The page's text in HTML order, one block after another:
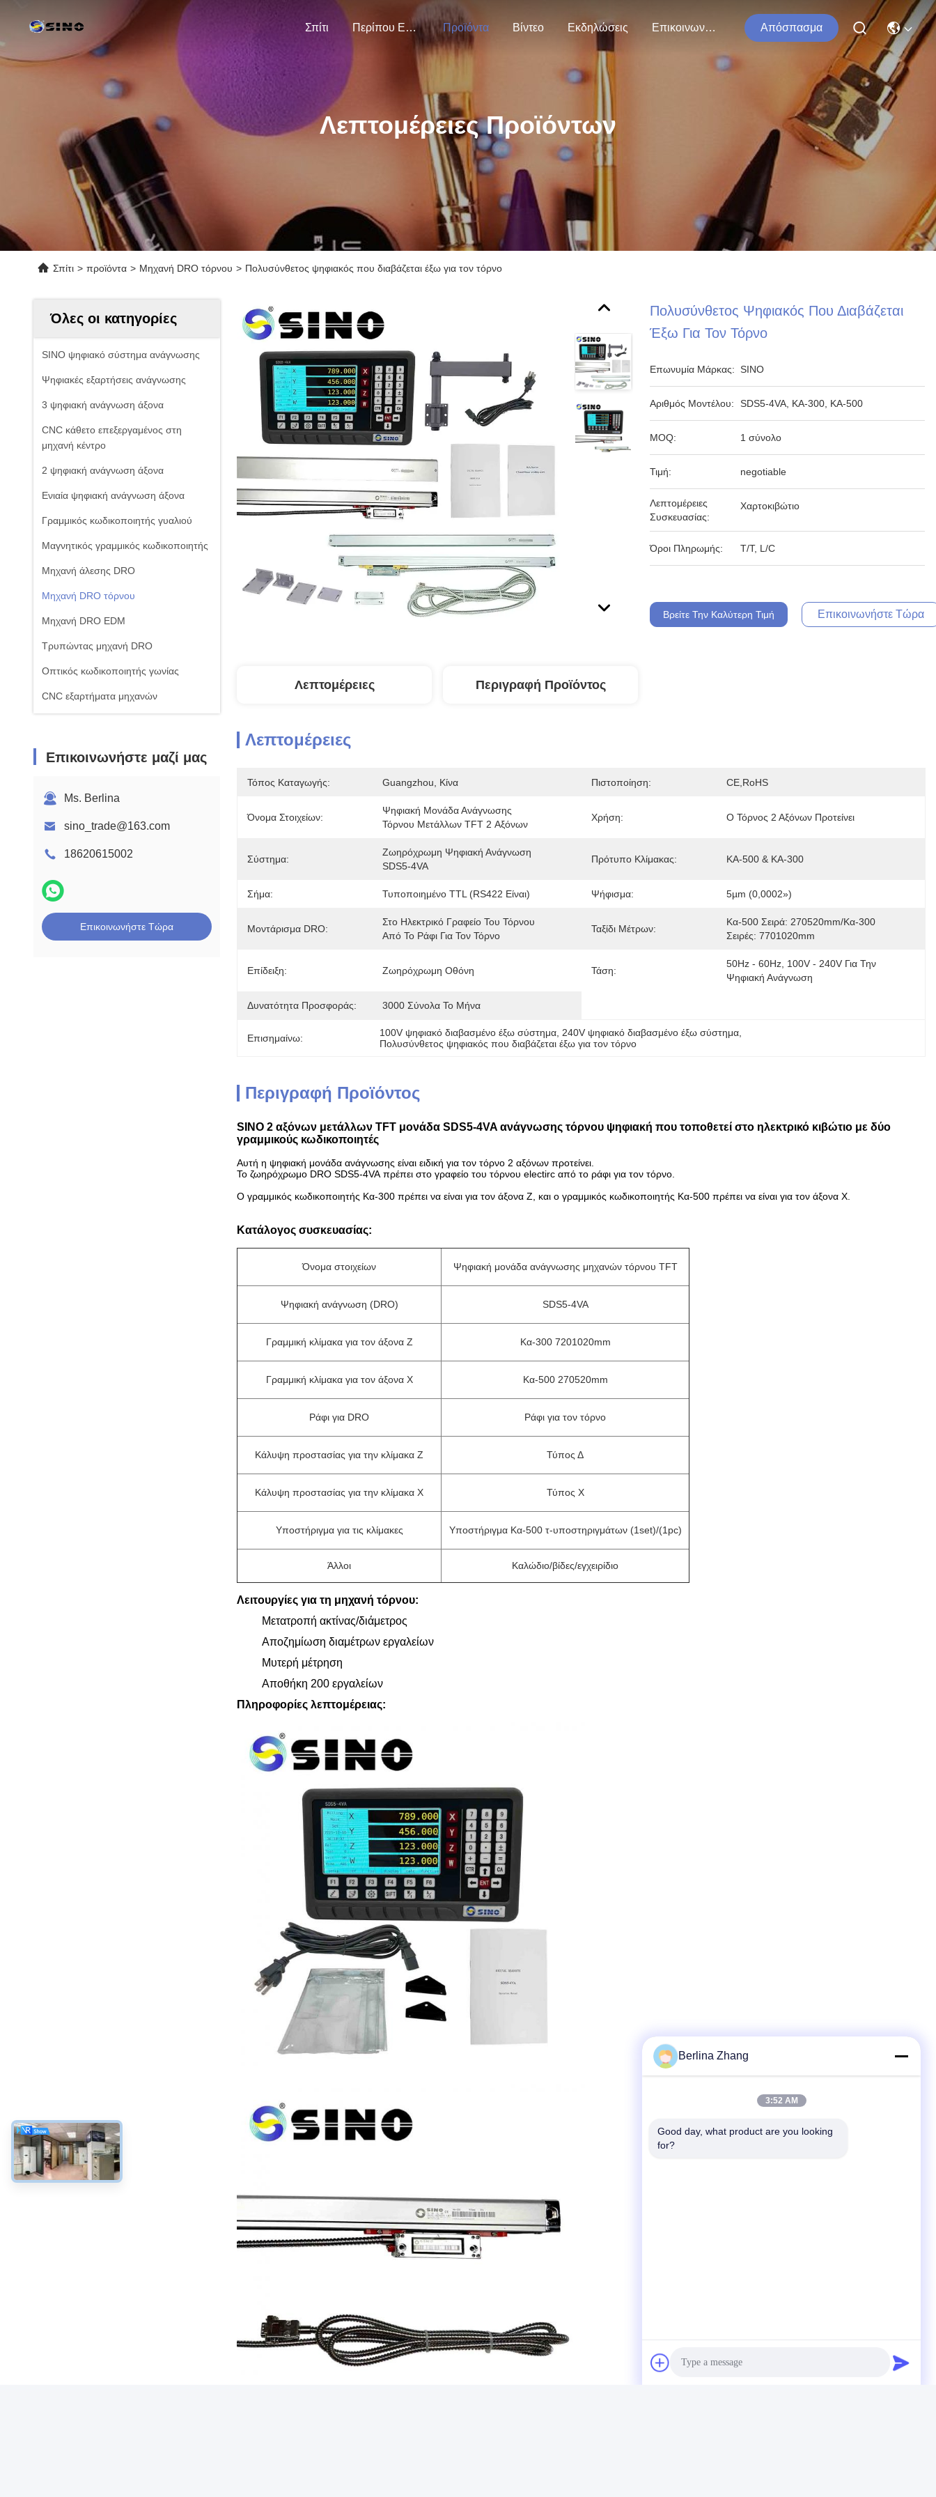
Σπίτι Περίπου Εμείς Προϊόντα Βίντεο Εκδηλώσεις Επικοινωνήστε Μαζί Μας Απόσπασμα
Λεπτομέρειες Προϊόντων
Σπίτι > προϊόντα > Μηχανή DRO τόρνου > Πολυσύνθετος ψηφιακός που διαβάζεται έξω για τον τόρνο
Όλες οι κατηγορίες
SINO ψηφιακό σύστημα ανάγνωσης
Ψηφιακές εξαρτήσεις ανάγνωσης
3 ψηφιακή ανάγνωση άξονα
CNC κάθετο επεξεργαμένος στη
μηχανή κέντρο
2 ψηφιακή ανάγνωση άξονα
Ενιαία ψηφιακή ανάγνωση άξονα
Γραμμικός κωδικοποιητής γυαλιού
Μαγνητικός γραμμικός κωδικοποιητής
Μηχανή άλεσης DRO
Μηχανή DRO τόρνου
Μηχανή DRO EDM
Τρυπώντας μηχανή DRO
Οπτικός κωδικοποιητής γωνίας
CNC εξαρτήματα μηχανών
Επικοινωνήστε μαζί μας
Ms. Berlina
sino_trade@163.com
18620615002
Επικοινωνήστε Τώρα
Πολυσύνθετος Ψηφιακός Που Διαβάζεται
Έξω Για Τον Τόρνο
Επωνυμία Μάρκας: SINO
Αριθμός Μοντέλου: SDS5-4VA, ΚΑ-300, ΚΑ-500
MOQ: 1 σύνολο
Τιμή: negotiable
Λεπτομέρειες
Συσκευασίας:
Χαρτοκιβώτιο
Όροι Πληρωμής: T/T, L/C
Βρείτε Την Καλύτερη Τιμή Επικοινωνήστε Τώρα
Λεπτομέρειες Περιγραφή Προϊόντος
Λεπτομέρειες
Τόπος Καταγωγής: Guangzhou, Κίνα Πιστοποίηση: CE,RoHS
Όνομα Στοιχείων:
Ψηφιακή Μονάδα Ανάγνωσης
Τόρνου Μετάλλων TFT 2 Αξόνων
Χρήση: Ο Τόρνος 2 Αξόνων Προτείνει
Σύστημα:
Ζωηρόχρωμη Ψηφιακή Ανάγνωση
SDS5-4VA
Πρότυπο Κλίμακας: ΚΑ-500 & ΚΑ-300
Σήμα: Τυποποιημένο TTL (RS422 Είναι) Ψήφισμα: 5µm (0,0002»)
Μοντάρισμα DRO:
Στο Ηλεκτρικό Γραφείο Του Τόρνου
Από Το Ράφι Για Τον Τόρνο
Ταξίδι Μέτρων:
Κα-500 Σειρά: 270520mm/Κα-300
Σειρές: 7701020mm
Επίδειξη: Ζωηρόχρωμη Οθόνη Τάση:
50Hz - 60Hz, 100V - 240V Για Την
Ψηφιακή Ανάγνωση
Δυνατότητα Προσφοράς: 3000 Σύνολα Το Μήνα
Επισημαίνω: 100V ψηφιακό διαβασμένο έξω σύστημα, 240V ψηφιακό διαβασμένο έξω σύστημα,
Πολυσύνθετος ψηφιακός που διαβάζεται έξω για τον τόρνο
Περιγραφή Προϊόντος
SINO 2 αξόνων μετάλλων TFT μονάδα SDS5-4VA ανάγνωσης τόρνου ψηφιακή που τοποθετεί στο ηλεκτρικό κιβώτιο με δύο
γραμμικούς κωδικοποιητές
Αυτή η ψηφιακή μονάδα ανάγνωσης είναι ειδική για τον τόρνο 2 αξόνων προτείνει.
Το ζωηρόχρωμο DRO SDS5-4VA πρέπει στο γραφείο του τόρνου electirc από το ράφι για τον τόρνο.
Ο γραμμικός κωδικοποιητής Κα-300 πρέπει να είναι για τον άξονα Ζ, και ο γραμμικός κωδικοποιητής Κα-500 πρέπει να είναι για τον άξονα Χ.
Κατάλογος συσκευασίας:
Όνομα στοιχείων Ψηφιακή μονάδα ανάγνωσης μηχανών τόρνου TFT
Ψηφιακή ανάγνωση (DRO) SDS5-4VA
Γραμμική κλίμακα για τον άξονα Ζ Κα-300 7201020mm
Γραμμική κλίμακα για τον άξονα Χ Κα-500 270520mm
Ράφι για DRO Ράφι για τον τόρνο
Κάλυψη προστασίας για την κλίμακα Ζ Τύπος Δ
Κάλυψη προστασίας για την κλίμακα Χ Τύπος Χ
Υποστήριγμα για τις κλίμακες Υποστήριγμα Κα-500 τ-υποστηριγμάτων (1set)/(1pc)
Άλλοι Καλώδιο/βίδες/εγχειρίδιο
Λειτουργίες για τη μηχανή τόρνου:
Μετατροπή ακτίνας/διάμετρος
Αποζημίωση διαμέτρων εργαλείων
Μυτερή μέτρηση
Αποθήκη 200 εργαλείων
Πληροφορίες λεπτομέρειας:
Berlina Zhang
3:52 AM
Good day, what product are you looking
for?